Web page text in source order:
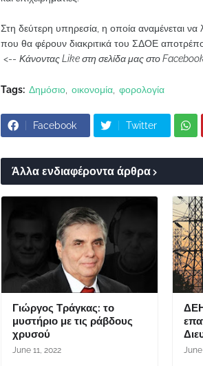
Στη δεύτερη υπηρεσία, η οποία αναμένεται
που θα φέρουν διακριτικά του ΣΔΟΕ
<-- Κάνοντας Like στη σελίδα μας στο
Tags: Δημόσιο οικονομία φορολογία
Facebook Twitter
Άλλα ενδιαφέροντα άρθρα
Γιώργος Τράγκας: το
μυστήριο με τις ράβδους
χρυσού
June 11, 2022